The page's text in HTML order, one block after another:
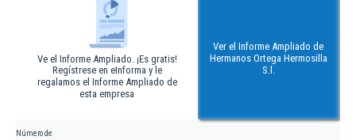
Ve el Informe Ampliado. ¡Es gratis!
Regístrese en eInforma y le
regalamos el Informe Ampliado de
esta empresa
Ver el Informe Ampliado de
Hermanos Ortega Hermosilla
S.l.
Número de